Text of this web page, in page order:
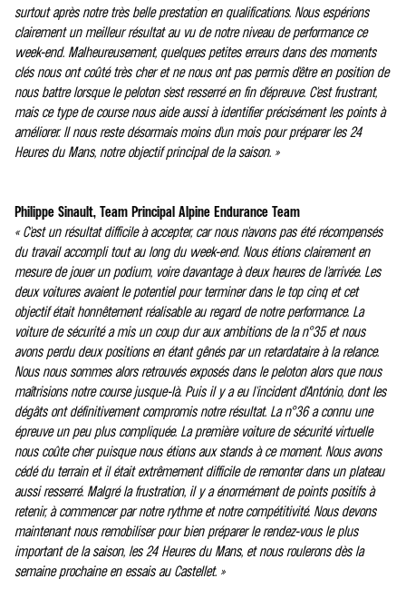
surtout après notre très belle prestation en qualifications. Nous espérions
clairement un meilleur résultat au vu de notre niveau de performance ce
week-end. Malheureusement, quelques petites erreurs dans des moments
clés nous ont coûté très cher et ne nous ont pas permis d'être en position de
nous battre lorsque le peloton s'est resserré en fin d'épreuve. C'est frustrant,
mais ce type de course nous aide aussi à identifier précisément les points à
améliorer. Il nous reste désormais moins d'un mois pour préparer les 24
Heures du Mans, notre objectif principal de la saison. »
Philippe Sinault, Team Principal Alpine Endurance Team
« C'est un résultat difficile à accepter, car nous n'avons pas été récompensés
du travail accompli tout au long du week-end. Nous étions clairement en
mesure de jouer un podium, voire davantage à deux heures de l'arrivée. Les
deux voitures avaient le potentiel pour terminer dans le top cinq et cet
objectif était honnêtement réalisable au regard de notre performance. La
voiture de sécurité a mis un coup dur aux ambitions de la n°35 et nous
avons perdu deux positions en étant gênés par un retardataire à la relance.
Nous nous sommes alors retrouvés exposés dans le peloton alors que nous
maîtrisions notre course jusque-là. Puis il y a eu l'incident d'António, dont les
dégâts ont définitivement compromis notre résultat. La n°36 a connu une
épreuve un peu plus compliquée. La première voiture de sécurité virtuelle
nous coûte cher puisque nous étions aux stands à ce moment. Nous avons
cédé du terrain et il était extrêmement difficile de remonter dans un plateau
aussi resserré. Malgré la frustration, il y a énormément de points positifs à
retenir, à commencer par notre rythme et notre compétitivité. Nous devons
maintenant nous remobiliser pour bien préparer le rendez-vous le plus
important de la saison, les 24 Heures du Mans, et nous roulerons dès la
semaine prochaine en essais au Castellet. »